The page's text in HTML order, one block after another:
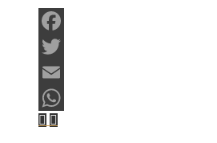
Facebook
Twitter
Email
WhatsApp